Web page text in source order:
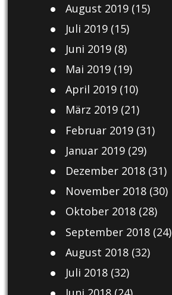
August 2019(15)
Juli 2019(15)
Juni 2019(8)
Mai 2019(19)
April 2019(10)
März 2019(21)
Februar 2019(31)
Januar 2019(29)
Dezember 2018(31)
November 2018(30)
Oktober 2018(28)
September 2018(24)
August 2018(32)
Juli 2018(32)